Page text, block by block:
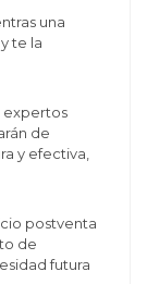
una
te la
expertos
de
y efectiva,
postventa
de
futura